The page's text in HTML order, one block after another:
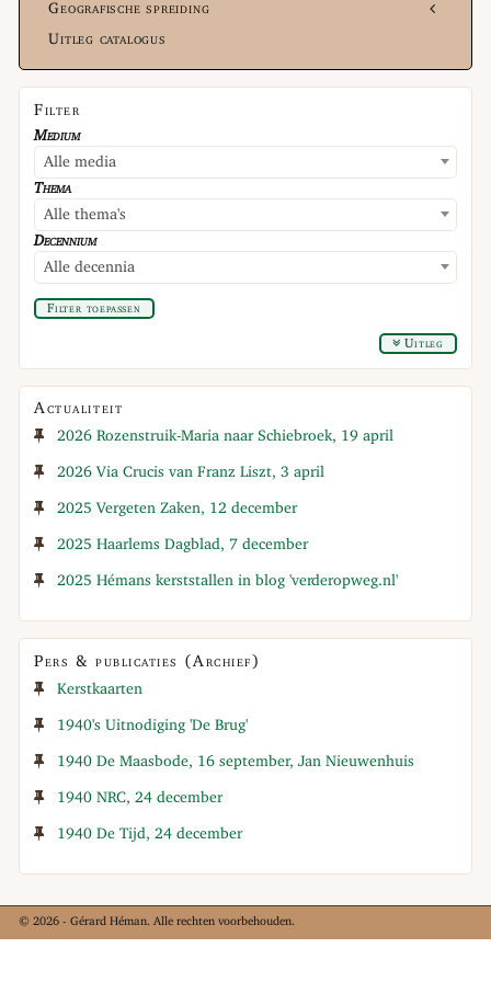
Geografische spreiding
Uitleg catalogus
Filter
Medium
Alle media
Thema
Alle thema's
Decennium
Alle decennia
Filter toepassen
Uitleg
Actualiteit
2026 Rozenstruik-Maria naar Schiebroek, 19 april
2026 Via Crucis van Franz Liszt, 3 april
2025 Vergeten Zaken, 12 december
2025 Haarlems Dagblad, 7 december
2025 Hémans kerststallen in blog 'verderopweg.nl'
Pers & publicaties (Archief)
Kerstkaarten
1940's Uitnodiging 'De Brug'
1940 De Maasbode, 16 september, Jan Nieuwenhuis
1940 NRC, 24 december
1940 De Tijd, 24 december
© 2026 - Gérard Héman. Alle rechten voorbehouden.